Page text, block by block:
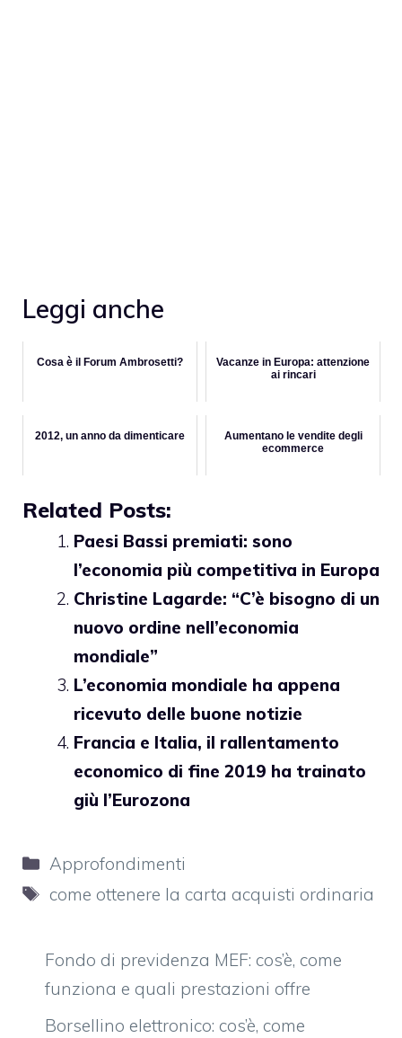
Leggi anche
Cosa è il Forum Ambrosetti?
Vacanze in Europa: attenzione
ai rincari
2012, un anno da dimenticare
Aumentano le vendite degli
ecommerce
Related Posts:
Paesi Bassi premiati: sono
l’economia più competitiva in Europa
Christine Lagarde: “C’è bisogno di un
nuovo ordine nell’economia
mondiale”
L’economia mondiale ha appena
ricevuto delle buone notizie
Francia e Italia, il rallentamento
economico di fine 2019 ha trainato
giù l’Eurozona
Categorie
Approfondimenti
Tag
come ottenere la carta acquisti ordinaria
Fondo di previdenza MEF: cos’è, come
funziona e quali prestazioni offre
Borsellino elettronico: cos’è, come